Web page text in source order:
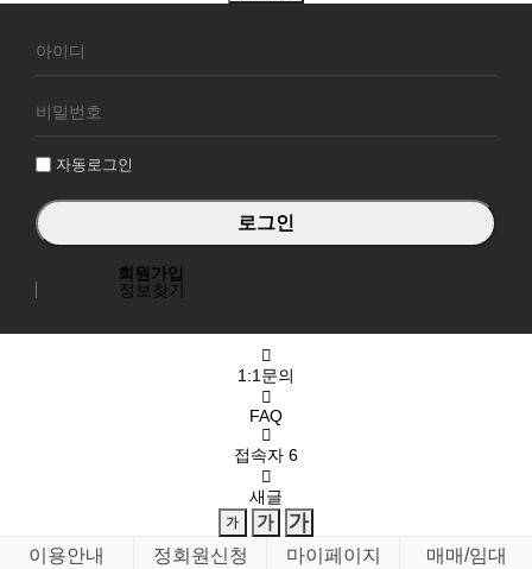
원
그
자동로그인
회원가입
정보찾기
1:1문의
FAQ
접속자 6
새글
이용안내 정회원신청 마이페이지
매매/임대